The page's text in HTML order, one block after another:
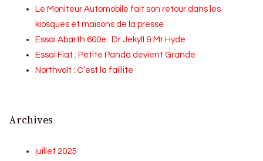
Le Moniteur Automobile fait son retour dans les
kiosques et maisons de la presse
Essai Abarth 600e : Dr Jekyll & Mr Hyde
Essai Fiat : Petite Panda devient Grande
Northvolt : C’est la faillite
Archives
juillet 2025